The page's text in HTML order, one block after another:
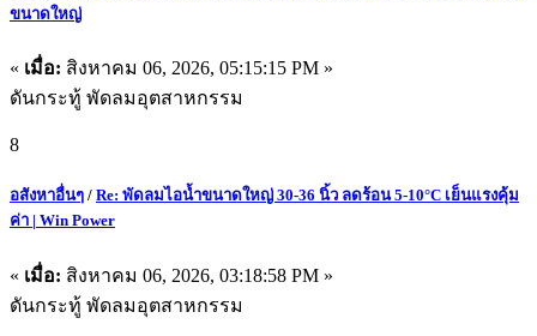
ขนาดใหญ่
« เมื่อ: สิงหาคม 06, 2026, 05:15:15 PM »
ดันกระทู้ พัดลมอุตสาหกรรม
8
อสังหาอื่นๆ / Re: พัดลมไอน้ำขนาดใหญ่ 30-36 นิ้ว ลดร้อน 5-10°C เย็นแรงคุ้ม
ค่า | Win Power
« เมื่อ: สิงหาคม 06, 2026, 03:18:58 PM »
ดันกระทู้ พัดลมอุตสาหกรรม